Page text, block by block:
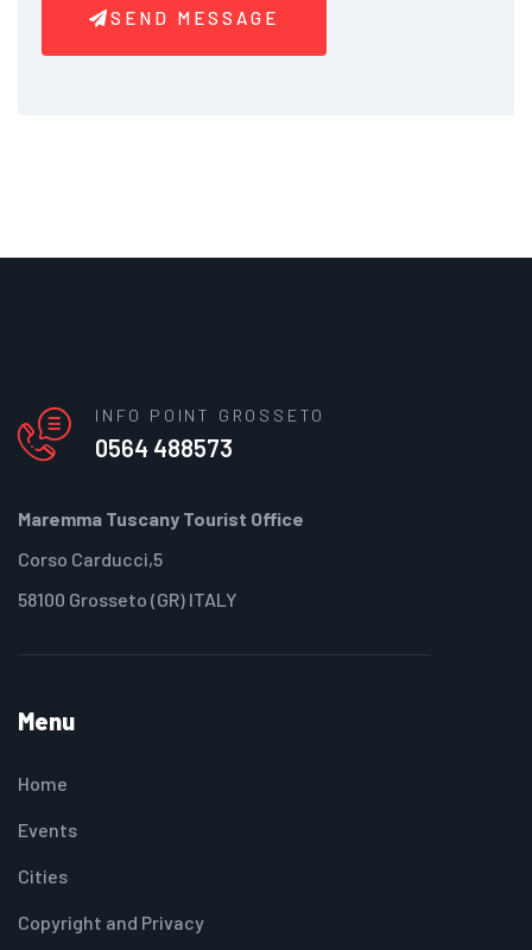
SEND MESSAGE
INFO POINT GROSSETO
0564 488573
Maremma Tuscany Tourist Office
Corso Carducci,5
58100 Grosseto (GR) ITALY
Menu
Home
Events
Cities
Copyright and Privacy